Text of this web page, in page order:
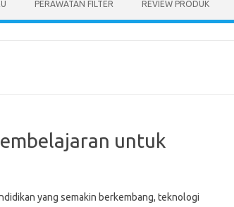
PERAWATAN FILTER REVIEW PRODUK
untuk
yang semakin berkembang, teknologi